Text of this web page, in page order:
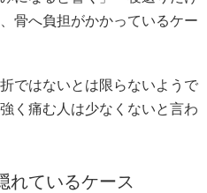
骨へ負担がかかっているケー
ではないとは限らないようで
く痛む人は少なくないと言わ
れているケース